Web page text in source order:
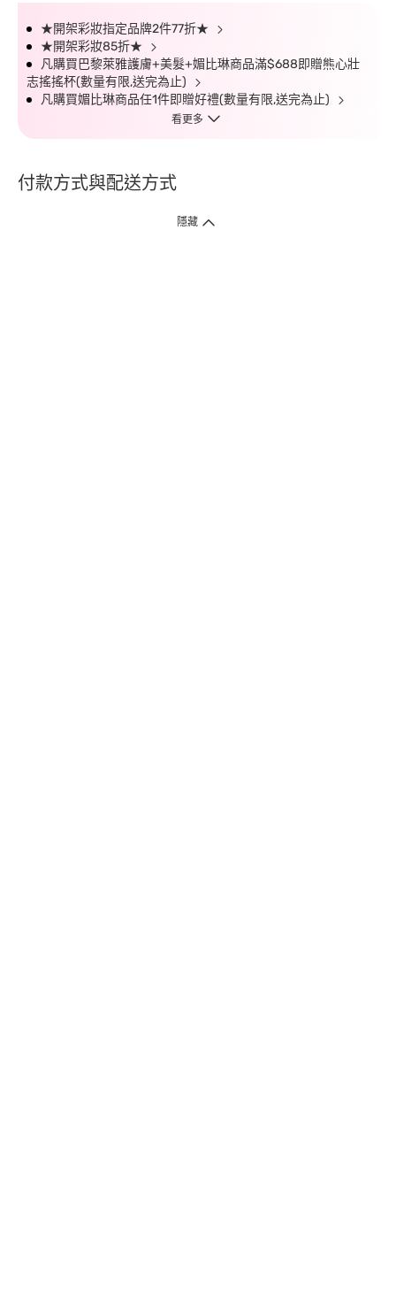
★開架彩妝指定品牌2件77折★
★開架彩妝85折★
凡購買巴黎萊雅護膚+美髮+媚比琳商品滿$688即贈熊心壯
志搖搖杯(數量有限,送完為止)
凡購買媚比琳商品任1件即贈好禮(數量有限,送完為止)
看更多
付款方式與配送方式
隱藏